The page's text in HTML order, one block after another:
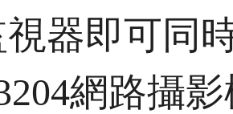
器即可同
網路攝